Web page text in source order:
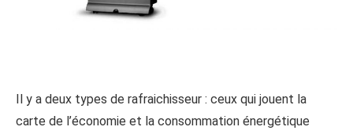
Il y a deux types de rafraichisseur : ceux qui jouent la
carte de l’économie et la consommation énergétique